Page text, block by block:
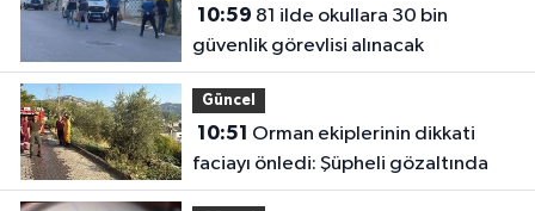
10:59
güvenlik görevlisi alınacak
Güncel
10:51
faciayı önledi: Şüpheli gözaltında